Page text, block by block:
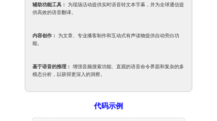
辅助功能工具：
为现场活动提供实时语音转文本字幕，并为全球通信提
供高效的语音翻译。
内容创作：
为文章、专业播客制作和互动式有声读物提供自动旁白功
能。
基于语音的推理：
增强音频搜索功能、直观的语音命令界面和复杂的多
模态分析，以获得更深入的洞察。
代码示例